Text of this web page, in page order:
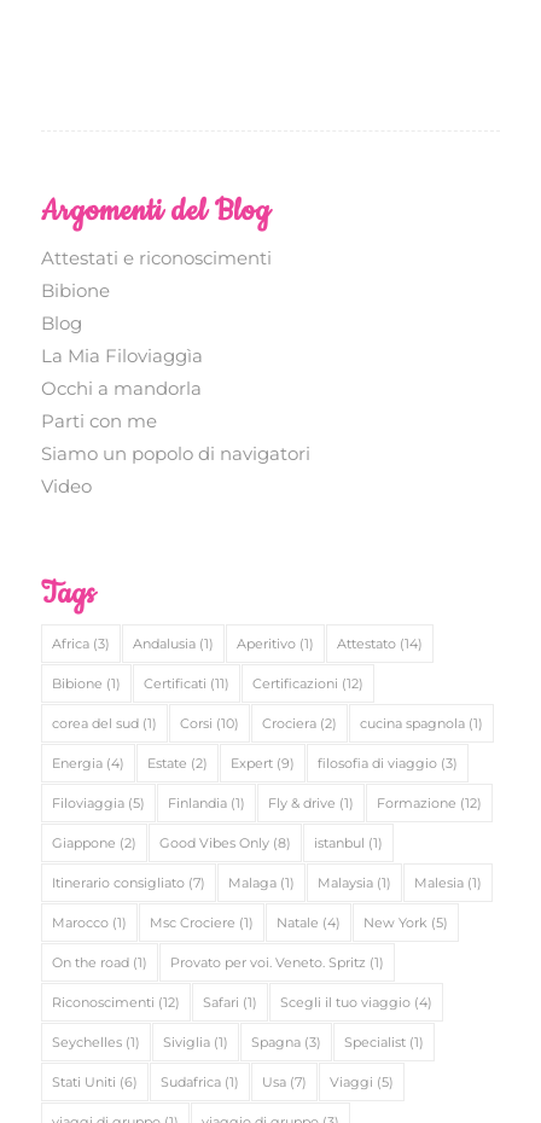
Argomenti del Blog
Attestati e riconoscimenti
Bibione
Blog
La Mia Filoviaggìa
Occhi a mandorla
Parti con me
Siamo un popolo di navigatori
Video
Tags
Africa(3) Andalusia(1) Aperitivo(1) Attestato(14)
Bibione (1) Certificati (11) Certificazioni (12)
corea del sud(1) Corsi (10) Crociera(2) cucina spagnola(1)
Energia(4) Estate (2) Expert(9) filosofia di viaggio(3)
Filoviaggia(5) Finlandia(1) Fly & drive (1) Formazione (12)
Giappone (2) Good Vibes Only(8) istanbul (1)
Itinerario consigliato(7) Malaga(1) Malaysia(1) Malesia(1)
Marocco(1) Msc Crociere (1) Natale (4) New York (5)
On the road(1) Provato per voi. Veneto. Spritz (1)
Riconoscimenti (12) Safari (1) Scegli il tuo viaggio(4)
Seychelles(1) Siviglia(1) Spagna(3) Specialist(1)
Stati Uniti (6) Sudafrica(1) Usa(7) Viaggi (5)